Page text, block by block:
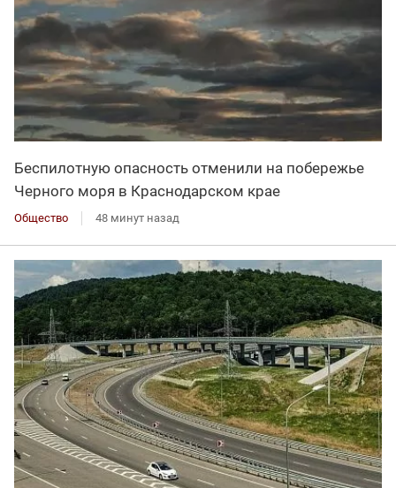
Беспилотную опасность отменили на побережье
Черного моря в Краснодарском крае
Общество 48 минут назад